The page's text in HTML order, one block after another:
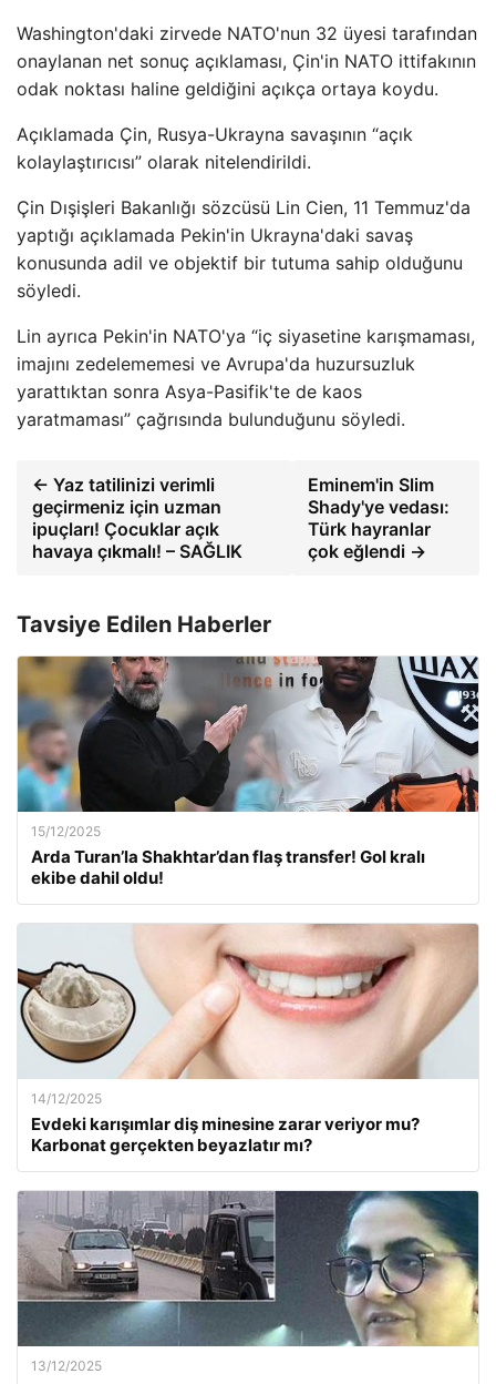
Washington'daki zirvede NATO'nun 32 üyesi tarafından
onaylanan net sonuç açıklaması, Çin'in NATO ittifakının
odak noktası haline geldiğini açıkça ortaya koydu.
Açıklamada Çin, Rusya-Ukrayna savaşının “açık
kolaylaştırıcısı” olarak nitelendirildi.
Çin Dışişleri Bakanlığı sözcüsü Lin Cien, 11 Temmuz'da
yaptığı açıklamada Pekin'in Ukrayna'daki savaş
konusunda adil ve objektif bir tutuma sahip olduğunu
söyledi.
Lin ayrıca Pekin'in NATO'ya “iç siyasetine karışmaması,
imajını zedelememesi ve Avrupa'da huzursuzluk
yarattıktan sonra Asya-Pasifik'te de kaos
yaratmaması” çağrısında bulunduğunu söyledi.
← Yaz tatilinizi verimli
geçirmeniz için uzman
ipuçları! Çocuklar açık
havaya çıkmalı! – SAĞLIK
Eminem'in Slim
Shady'ye vedası:
Türk hayranlar
çok eğlendi →
Tavsiye Edilen Haberler
15/12/2025
Arda Turan’la Shakhtar’dan flaş transfer! Gol kralı
ekibe dahil oldu!
14/12/2025
Evdeki karışımlar diş minesine zarar veriyor mu?
Karbonat gerçekten beyazlatır mı?
13/12/2025